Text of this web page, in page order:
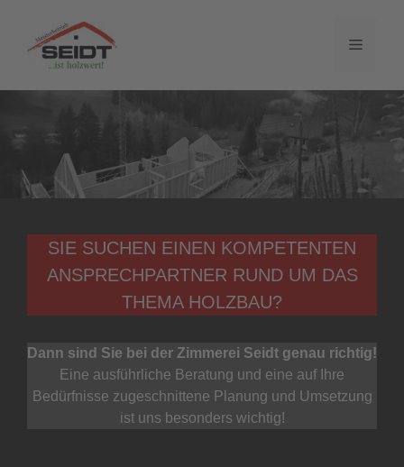
springen
Menü
SIE SUCHEN EINEN KOMPETENTEN
ANSPRECHPARTNER RUND UM DAS
THEMA HOLZBAU?
Dann sind Sie bei der Zimmerei Seidt genau richtig!
Eine ausführliche Beratung und eine auf Ihre
Bedürfnisse zugeschnittene Planung und Umsetzung
ist uns besonders wichtig!